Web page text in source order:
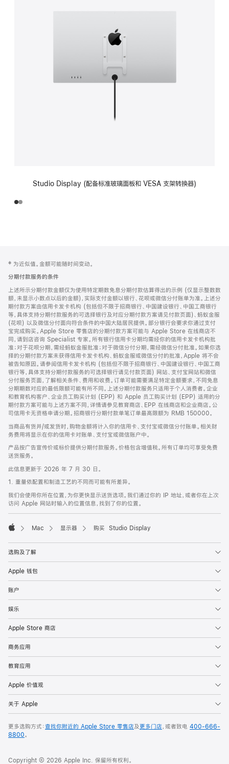
Studio Display (配备标准玻璃面板和 VESA 支架转换器)
页
页
脚
注
‡ 为近似值。金额可能随时间变动。
分期付款服务的条件
上述所示分期付款金额仅为使用特定期数免息分期付款估算得出的示例 (仅显示整数数
额，未显示小数点以后的金额)，实际支付金额以银行、花呗或微信分付账单为准。上述分
期付款方案由信用卡发卡机构 (包括但不限于招商银行、中国建设银行、中国工商银行
等，具体支持分期付款服务的可选择银行及对应分期付款方案请见付款页面)、蚂蚁金服
(花呗) 以及微信分付面向符合条件的中国大陆居民提供。部分银行会要求你通过支付
宝完成购买。Apple Store 零售店的分期付款方案可能与 Apple Store 在线商店不
同，请到店咨询 Specialist 专家。所有银行信用卡分期均需经你的信用卡发卡机构批
准；对于花呗分期，需经蚂蚁金服批准；对于微信分付分期，需经微信分付批准。如果你选
择的分期付款方案未获得信用卡发卡机构、蚂蚁金服或微信分付的批准，Apple 将不会
被告知原因。请参阅信用卡发卡机构 (包括但不限于招商银行、中国建设银行、中国工商
银行等，具体支持分期付款服务的可选择银行请见付款页面) 网站、支付宝网站和微信
分付服务页面，了解相关条件、费用和收费。订单可能需要满足特定金额要求，不同免息
分期期数对应的最低限额可能有所不同。上述分期付款服务只适用于个人消费者。企业
和教育机构客户、企业员工购买计划 (EPP) 和 Apple 员工购买计划 (EPP) 适用的分
期付款方案可能与上述方案不同，详情请参见教育商店、EPP 在线商店和企业商店。公
司信用卡无资格申请分期。招商银行分期付款单笔订单最高限额为 RMB 150000。
当商品有货并/或发货时，购物金额将计入你的信用卡、支付宝或微信分付账单。相关财
务费用将显示在你的信用卡对账单、支付宝或微信账户中。
产品按广告宣传价或标价提供分期付款服务。价格包含增值税。所有订单均可享受免费
送货服务。
此信息更新于 2026 年 7 月 30 日。
1. 重量依配置和制造工艺的不同而可能有所差异。
我们会使用你所在位置，为你更快显示送货选项。我们通过你的 IP 地址，或者你在上次
访问 Apple 网站时输入的位置信息，找到了你的位置。
Mac 显示器 购买 Studio Display
选购及了解
Apple 钱包
账户
娱乐
Apple Store 商店
商务应用
教育应用
Apple 价值观
关于 Apple
更多选购方式：查找你附近的 Apple Store 零售店及更多门店，或者致电 400-666-
8800。
Copyright © 2026 Apple Inc. 保留所有权利。